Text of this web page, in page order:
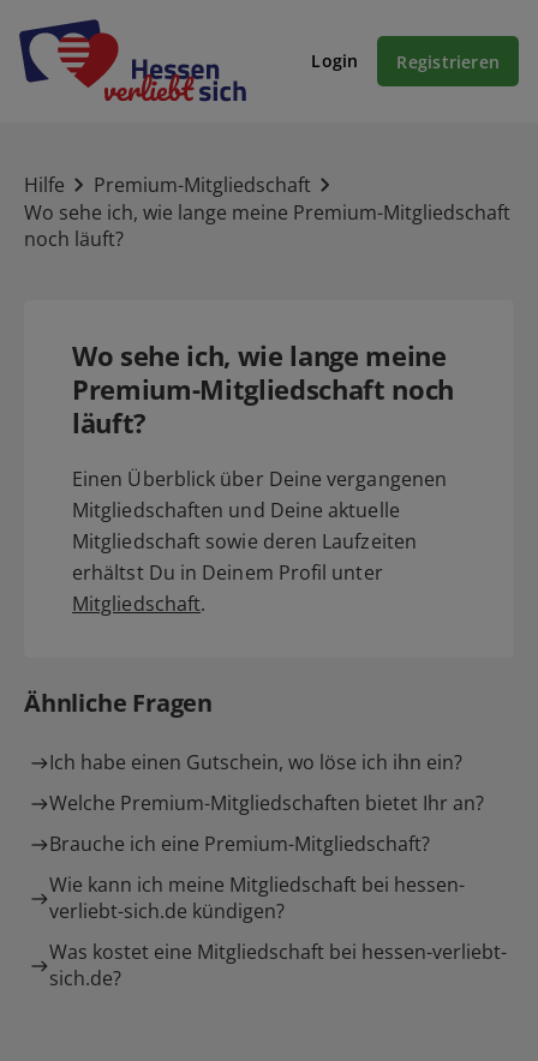
Login Registrieren
Hilfe
Premium-Mitgliedschaft
Wo sehe ich, wie lange meine Premium-Mitgliedschaft
noch läuft?
Wo sehe ich, wie lange meine
Premium-Mitgliedschaft noch
läuft?
Einen Überblick über Deine vergangenen
Mitgliedschaften und Deine aktuelle
Mitgliedschaft sowie deren Laufzeiten
erhältst Du in Deinem Profil unter
Mitgliedschaft.
Ähnliche Fragen
Ich habe einen Gutschein, wo löse ich ihn ein?
Welche Premium-Mitgliedschaften bietet Ihr an?
Brauche ich eine Premium-Mitgliedschaft?
Wie kann ich meine Mitgliedschaft bei hessen-
verliebt-sich.de kündigen?
Was kostet eine Mitgliedschaft bei hessen-verliebt-
sich.de?